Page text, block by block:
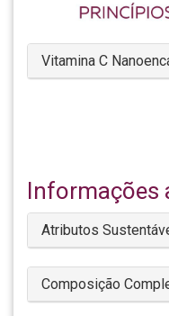
Vitamina C
Informações
Atributos
Composição